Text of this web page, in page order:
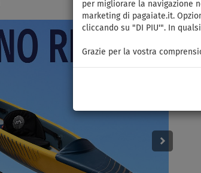
per migliorare la navigazione
marketing di pagaiate.it.
cliccando su "DI PIU'". In
Grazie per la vostra